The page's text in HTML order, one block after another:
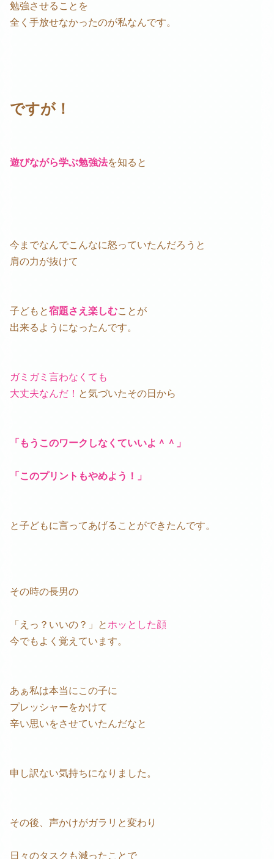
勉強させることを
全く手放せなかったのが私なんです。
ですが！
遊びながら学ぶ勉強法を知ると
今までなんでこんなに怒っていたんだろうと
肩の力が抜けて
子どもと宿題さえ楽しむことが
出来るようになったんです。
ガミガミ言わなくても
大丈夫なんだ！ と気づいたその日から
「もうこのワークしなくていいよ＾＾」
「このプリントもやめよう！」
と子どもに言ってあげることができたんです。
その時の長男の
「えっ？いいの？」と ホッとした顔
今でもよく覚えています。
あぁ私は本当にこの子に
プレッシャーをかけて
辛い思いをさせていたんだなと
申し訳ない気持ちになりました。
その後、声かけがガラリと変わり
日々のタスクも減ったことで